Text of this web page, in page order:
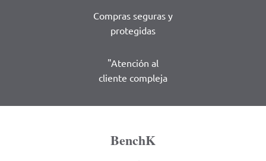
Compras seguras y
protegidas
"Atención al
cliente compleja
BenchK